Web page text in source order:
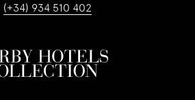
(+34) 934 510 402